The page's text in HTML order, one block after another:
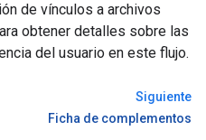
de vínculos a archivos
obtener detalles sobre las
del usuario en este flujo.
Siguiente
Ficha de complementos